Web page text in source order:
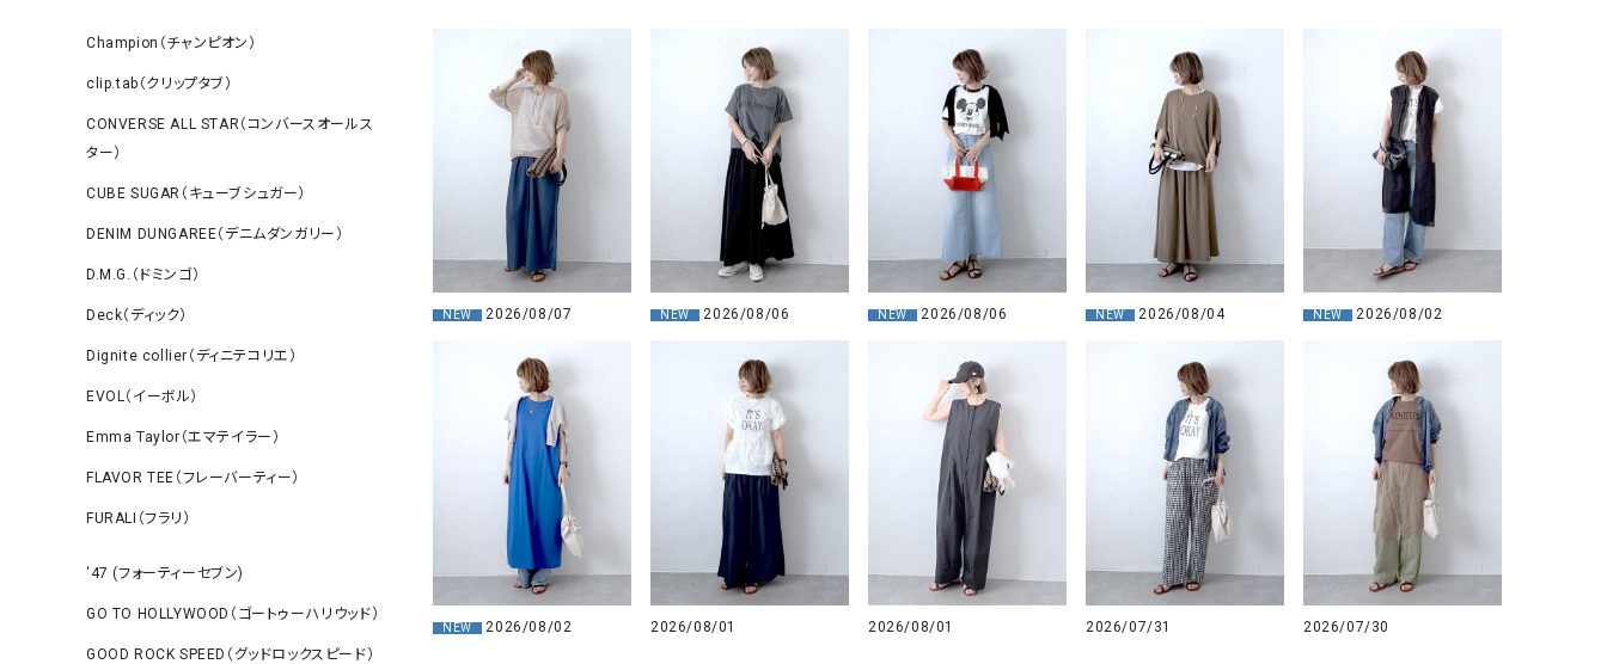
Champion（チャンピオン）
clip.tab（クリップタブ）
CONVERSE ALL STAR（コンバースオールス
ター）
CUBE SUGAR（キューブシュガー）
DENIM DUNGAREE（デニムダンガリー）
D.M.G.（ドミンゴ）
Deck（ディック）
Dignite collier（ディニテコリエ）
EVOL（イーボル）
Emma Taylor（エマテイラー）
FLAVOR TEE（フレーバーティー）
FURALI（フラリ）
‘47 (フォーティーセブン)
GO TO HOLLYWOOD（ゴートゥーハリウッド）
GOOD ROCK SPEED（グッドロックスピード）
NEW 2026/08/07 NEW 2026/08/06 NEW 2026/08/06 NEW 2026/08/04 NEW 2026/08/02
NEW 2026/08/02 2026/08/01 2026/08/01 2026/07/31 2026/07/30